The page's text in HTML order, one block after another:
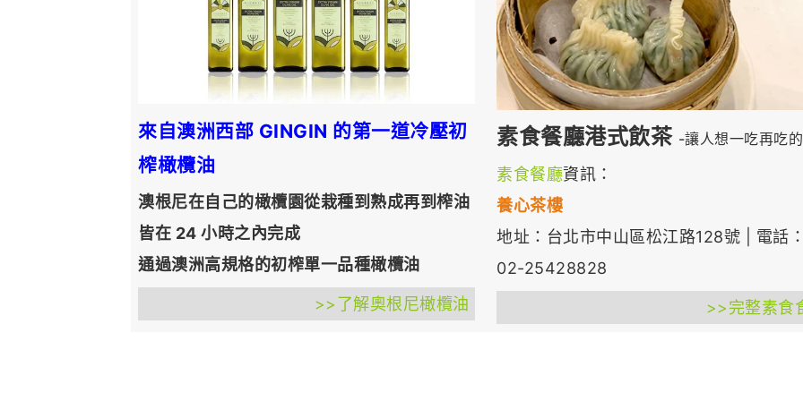
來自澳洲西部 GINGIN 的第一道冷壓初
榨橄欖油
澳根尼在自己的橄欖園從栽種到熟成再到榨油
皆在 24 小時之內完成
通過澳洲高規格的初榨單一品種橄欖油
>>了解奧根尼橄欖油
素食餐廳港式飲茶 -讓人想一吃再吃
素食餐廳資訊：
養心茶樓
地址：台北市中山區松江路128號 | 電話：
02-25428828
>>完整素食